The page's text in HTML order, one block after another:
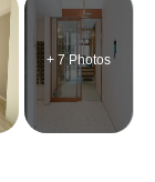
+ 7 Photos